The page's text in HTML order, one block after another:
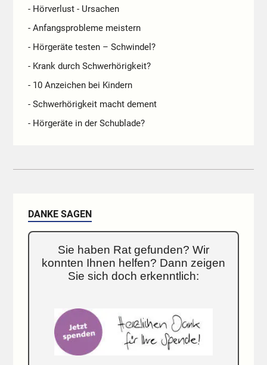
- Hörverlust - Ursachen
- Anfangsprobleme meistern
- Hörgeräte testen – Schwindel?
- Krank durch Schwerhörigkeit?
- 10 Anzeichen bei Kindern
- Schwerhörigkeit macht dement
- Hörgeräte in der Schublade?
DANKE SAGEN
Sie haben Rat gefunden? Wir
konnten Ihnen helfen? Dann zeigen
Sie sich doch erkenntlich: